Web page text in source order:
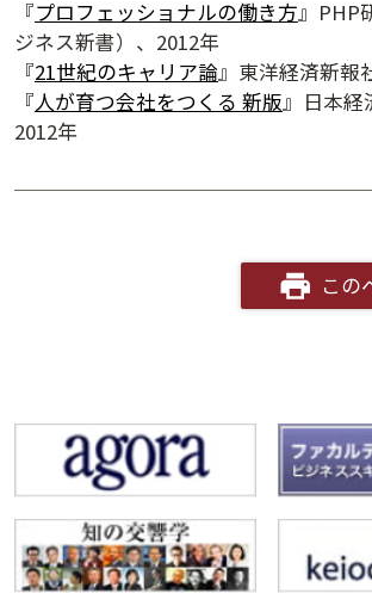
『プロフェッショナルの働き方』PHP
ジネス新書）、2012年
『21世紀のキャリア論』東洋経済新報
『人が育つ会社をつくる 新版』日本経
2012年
この